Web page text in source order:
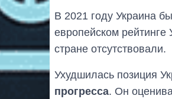
В 2021 году Украина
европейском
стране отсутствовали.
Ухудшилась позиция
прогресса. Он